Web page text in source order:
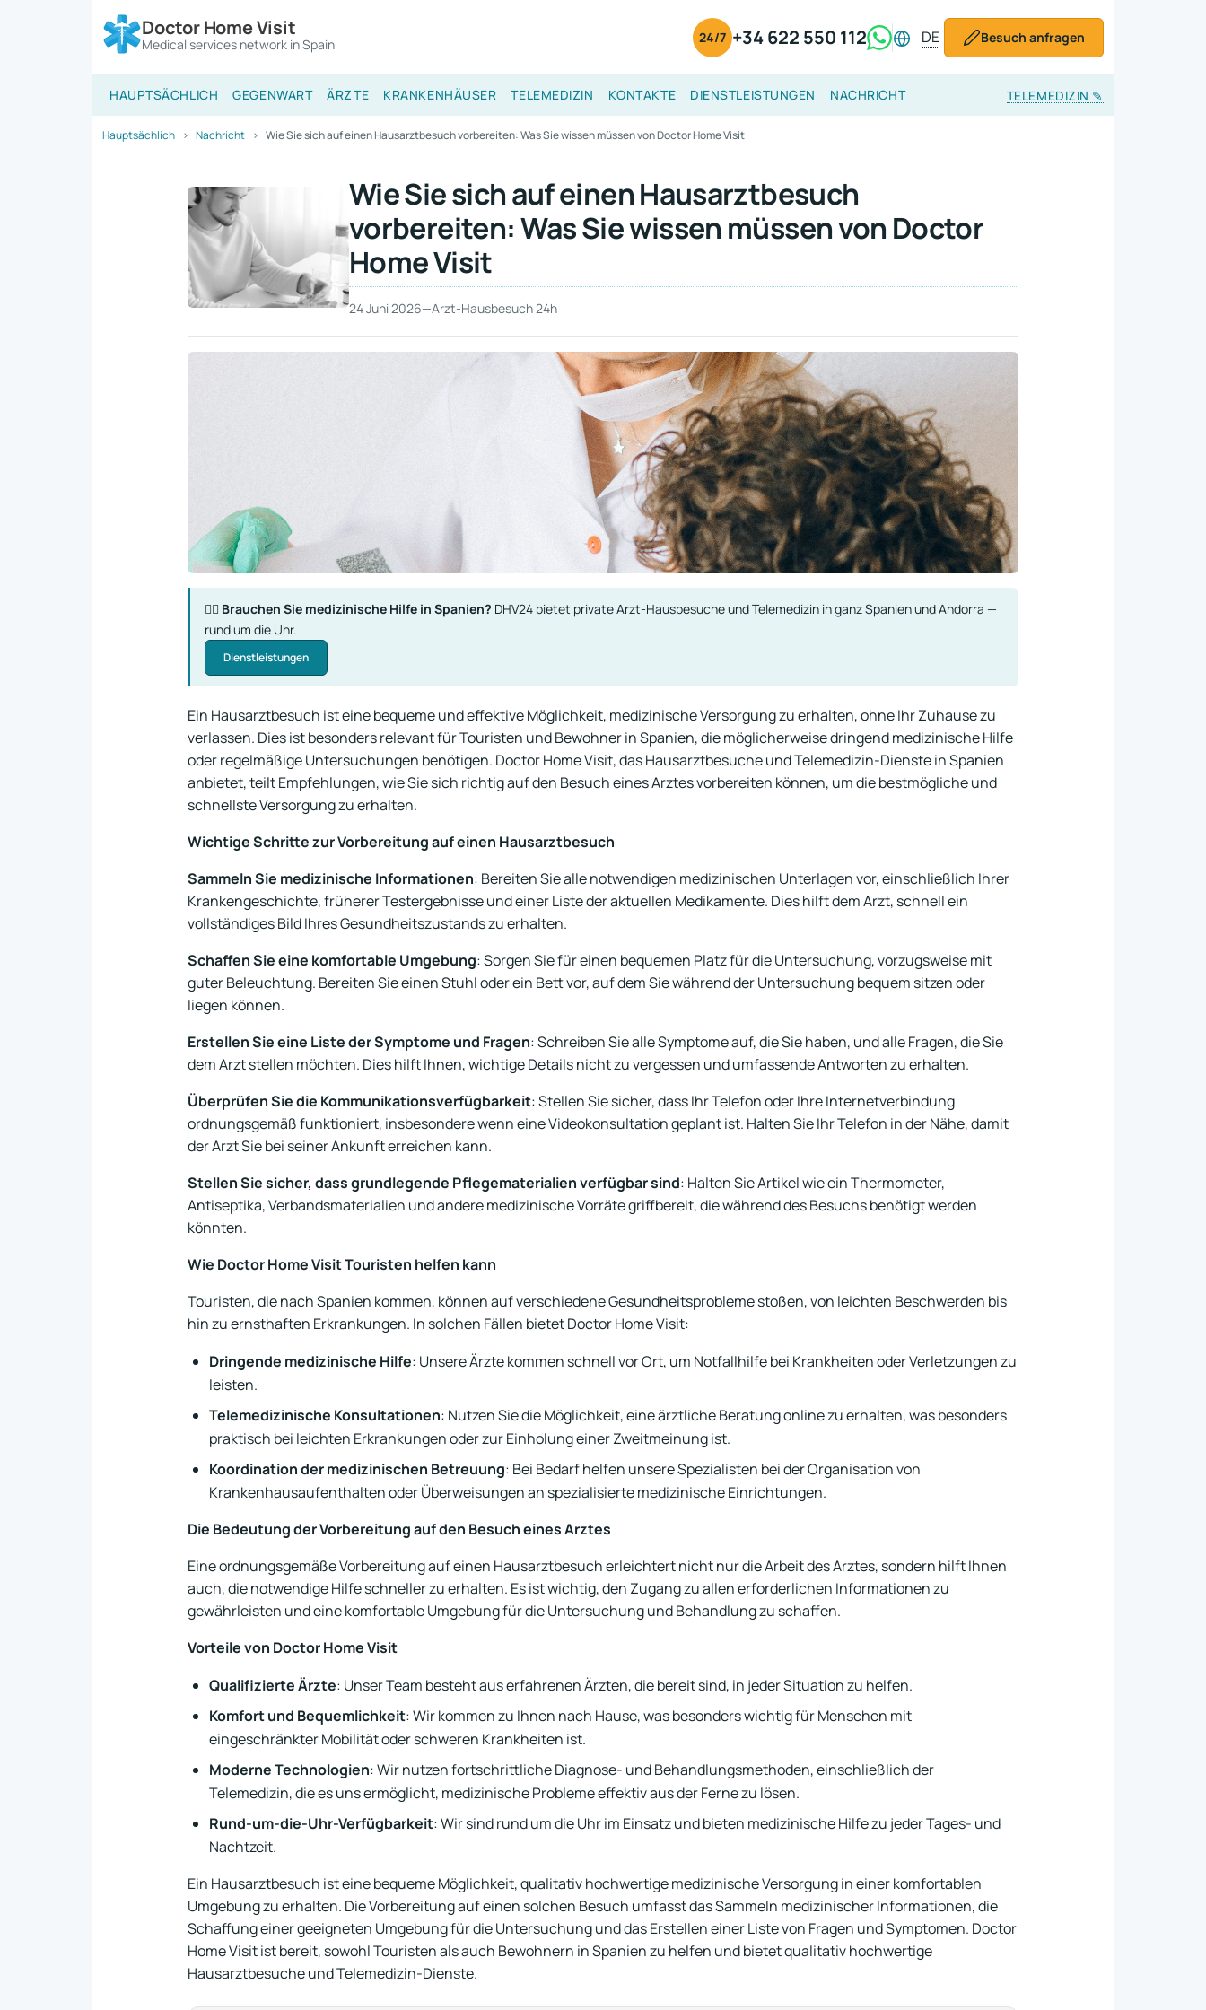
Doctor Home Visit
Medical services network in Spain 24/7 +34 622 550 112 DE Besuch anfragen
HAUPTSÄCHLICH GEGENWART ÄRZTE KRANKENHÄUSER TELEMEDIZIN KONTAKTE DIENSTLEISTUNGEN NACHRICHT TELEMEDIZIN ✎
Hauptsächlich Nachricht Wie Sie sich auf einen Hausarztbesuch vorbereiten: Was Sie wissen müssen von Doctor Home Visit
Wie Sie sich auf einen Hausarztbesuch
vorbereiten: Was Sie wissen müssen von Doctor
Home Visit
24 Juni 2026—Arzt-Hausbesuch 24h
👨‍⚕️ Brauchen Sie medizinische Hilfe in Spanien? DHV24 bietet private Arzt-Hausbesuche und Telemedizin in ganz Spanien und Andorra —
rund um die Uhr.
Dienstleistungen
Ein Hausarztbesuch ist eine bequeme und effektive Möglichkeit, medizinische Versorgung zu erhalten, ohne Ihr Zuhause zu
verlassen. Dies ist besonders relevant für Touristen und Bewohner in Spanien, die möglicherweise dringend medizinische Hilfe
oder regelmäßige Untersuchungen benötigen. Doctor Home Visit, das Hausarztbesuche und Telemedizin-Dienste in Spanien
anbietet, teilt Empfehlungen, wie Sie sich richtig auf den Besuch eines Arztes vorbereiten können, um die bestmögliche und
schnellste Versorgung zu erhalten.
Wichtige Schritte zur Vorbereitung auf einen Hausarztbesuch
Sammeln Sie medizinische Informationen: Bereiten Sie alle notwendigen medizinischen Unterlagen vor, einschließlich Ihrer
Krankengeschichte, früherer Testergebnisse und einer Liste der aktuellen Medikamente. Dies hilft dem Arzt, schnell ein
vollständiges Bild Ihres Gesundheitszustands zu erhalten.
Schaffen Sie eine komfortable Umgebung: Sorgen Sie für einen bequemen Platz für die Untersuchung, vorzugsweise mit
guter Beleuchtung. Bereiten Sie einen Stuhl oder ein Bett vor, auf dem Sie während der Untersuchung bequem sitzen oder
liegen können.
Erstellen Sie eine Liste der Symptome und Fragen: Schreiben Sie alle Symptome auf, die Sie haben, und alle Fragen, die Sie
dem Arzt stellen möchten. Dies hilft Ihnen, wichtige Details nicht zu vergessen und umfassende Antworten zu erhalten.
Überprüfen Sie die Kommunikationsverfügbarkeit: Stellen Sie sicher, dass Ihr Telefon oder Ihre Internetverbindung
ordnungsgemäß funktioniert, insbesondere wenn eine Videokonsultation geplant ist. Halten Sie Ihr Telefon in der Nähe, damit
der Arzt Sie bei seiner Ankunft erreichen kann.
Stellen Sie sicher, dass grundlegende Pflegematerialien verfügbar sind: Halten Sie Artikel wie ein Thermometer,
Antiseptika, Verbandsmaterialien und andere medizinische Vorräte griffbereit, die während des Besuchs benötigt werden
könnten.
Wie Doctor Home Visit Touristen helfen kann
Touristen, die nach Spanien kommen, können auf verschiedene Gesundheitsprobleme stoßen, von leichten Beschwerden bis
hin zu ernsthaften Erkrankungen. In solchen Fällen bietet Doctor Home Visit:
Dringende medizinische Hilfe: Unsere Ärzte kommen schnell vor Ort, um Notfallhilfe bei Krankheiten oder Verletzungen zu
leisten.
Telemedizinische Konsultationen: Nutzen Sie die Möglichkeit, eine ärztliche Beratung online zu erhalten, was besonders
praktisch bei leichten Erkrankungen oder zur Einholung einer Zweitmeinung ist.
Koordination der medizinischen Betreuung: Bei Bedarf helfen unsere Spezialisten bei der Organisation von
Krankenhausaufenthalten oder Überweisungen an spezialisierte medizinische Einrichtungen.
Die Bedeutung der Vorbereitung auf den Besuch eines Arztes
Eine ordnungsgemäße Vorbereitung auf einen Hausarztbesuch erleichtert nicht nur die Arbeit des Arztes, sondern hilft Ihnen
auch, die notwendige Hilfe schneller zu erhalten. Es ist wichtig, den Zugang zu allen erforderlichen Informationen zu
gewährleisten und eine komfortable Umgebung für die Untersuchung und Behandlung zu schaffen.
Vorteile von Doctor Home Visit
Qualifizierte Ärzte: Unser Team besteht aus erfahrenen Ärzten, die bereit sind, in jeder Situation zu helfen.
Komfort und Bequemlichkeit: Wir kommen zu Ihnen nach Hause, was besonders wichtig für Menschen mit
eingeschränkter Mobilität oder schweren Krankheiten ist.
Moderne Technologien: Wir nutzen fortschrittliche Diagnose- und Behandlungsmethoden, einschließlich der
Telemedizin, die es uns ermöglicht, medizinische Probleme effektiv aus der Ferne zu lösen.
Rund-um-die-Uhr-Verfügbarkeit: Wir sind rund um die Uhr im Einsatz und bieten medizinische Hilfe zu jeder Tages- und
Nachtzeit.
Ein Hausarztbesuch ist eine bequeme Möglichkeit, qualitativ hochwertige medizinische Versorgung in einer komfortablen
Umgebung zu erhalten. Die Vorbereitung auf einen solchen Besuch umfasst das Sammeln medizinischer Informationen, die
Schaffung einer geeigneten Umgebung für die Untersuchung und das Erstellen einer Liste von Fragen und Symptomen. Doctor
Home Visit ist bereit, sowohl Touristen als auch Bewohnern in Spanien zu helfen und bietet qualitativ hochwertige
Hausarztbesuche und Telemedizin-Dienste.